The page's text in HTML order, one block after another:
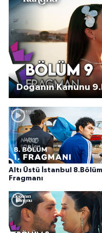
Doğanın Kanunu
Altı Üstü İstanbul 8.Bölüm
Fragmanı